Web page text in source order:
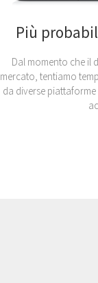
Più
Dal momento che il
mercato, tentiamo
da diverse